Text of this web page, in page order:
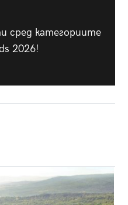
сред категориите
2026!